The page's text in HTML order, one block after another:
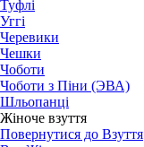
Туфлі
Уггі
Черевики
Чешки
Чоботи
Чоботи з Піни (ЭВА)
Шльопанці
Жіноче взуття
Повернутися до Взуття